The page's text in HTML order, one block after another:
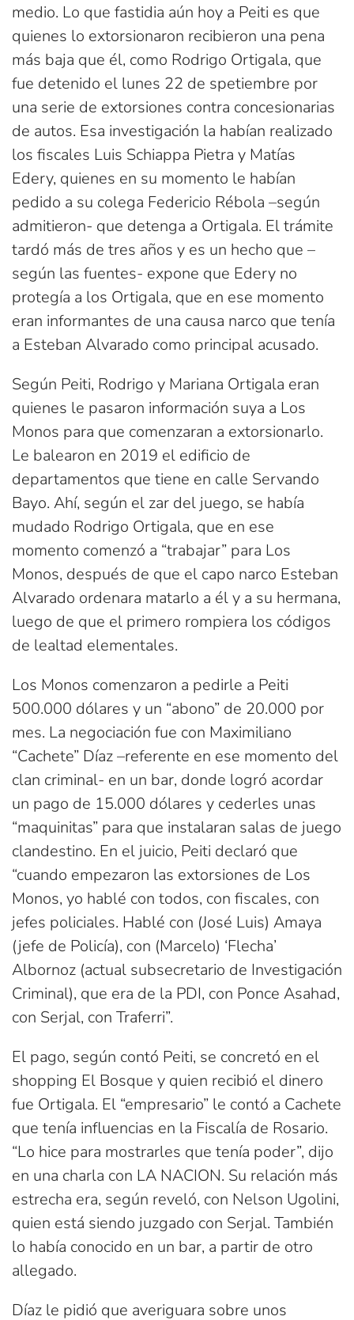
medio. Lo que fastidia aún hoy a Peiti es que
quienes lo extorsionaron recibieron una pena
más baja que él, como Rodrigo Ortigala, que
fue detenido el lunes 22 de spetiembre por
una serie de extorsiones contra concesionarias
de autos. Esa investigación la habían realizado
los fiscales Luis Schiappa Pietra y Matías
Edery, quienes en su momento le habían
pedido a su colega Federicio Rébola –según
admitieron- que detenga a Ortigala. El trámite
tardó más de tres años y es un hecho que –
según las fuentes- expone que Edery no
protegía a los Ortigala, que en ese momento
eran informantes de una causa narco que tenía
a Esteban Alvarado como principal acusado.
Según Peiti, Rodrigo y Mariana Ortigala eran
quienes le pasaron información suya a Los
Monos para que comenzaran a extorsionarlo.
Le balearon en 2019 el edificio de
departamentos que tiene en calle Servando
Bayo. Ahí, según el zar del juego, se había
mudado Rodrigo Ortigala, que en ese
momento comenzó a “trabajar” para Los
Monos, después de que el capo narco Esteban
Alvarado ordenara matarlo a él y a su hermana,
luego de que el primero rompiera los códigos
de lealtad elementales.
Los Monos comenzaron a pedirle a Peiti
500.000 dólares y un “abono” de 20.000 por
mes. La negociación fue con Maximiliano
“Cachete” Díaz –referente en ese momento del
clan criminal- en un bar, donde logró acordar
un pago de 15.000 dólares y cederles unas
“maquinitas” para que instalaran salas de juego
clandestino. En el juicio, Peiti declaró que
“cuando empezaron las extorsiones de Los
Monos, yo hablé con todos, con fiscales, con
jefes policiales. Hablé con (José Luis) Amaya
(jefe de Policía), con (Marcelo) ‘Flecha’
Albornoz (actual subsecretario de Investigación
Criminal), que era de la PDI, con Ponce Asahad,
con Serjal, con Traferri”.
El pago, según contó Peiti, se concretó en el
shopping El Bosque y quien recibió el dinero
fue Ortigala. El “empresario” le contó a Cachete
que tenía influencias en la Fiscalía de Rosario.
“Lo hice para mostrarles que tenía poder”, dijo
en una charla con LA NACION. Su relación más
estrecha era, según reveló, con Nelson Ugolini,
quien está siendo juzgado con Serjal. También
lo había conocido en un bar, a partir de otro
allegado.
Díaz le pidió que averiguara sobre unos